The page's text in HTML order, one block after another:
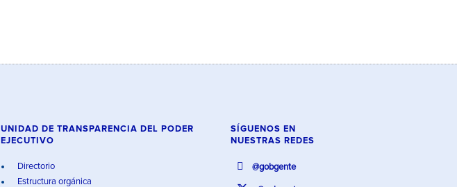
UNIDAD DE TRANSPARENCIA DEL PODER
EJECUTIVO
Directorio
Estructura orgánica
SÍGUENOS EN
NUESTRAS REDES
@gobgente